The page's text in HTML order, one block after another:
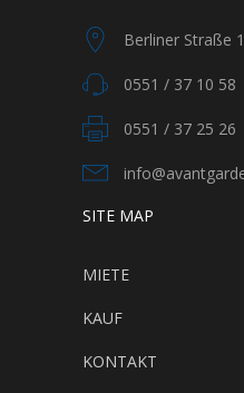
Berliner Straße
0551 / 37 10 58
0551 / 37 25 26
SITE MAP
MIETE
KAUF
KONTAKT